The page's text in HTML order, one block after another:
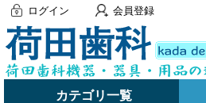
ログイン 会員登録
カテゴリ一覧